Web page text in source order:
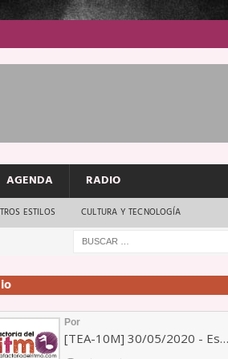
AGENDA RADIO
ESTILOS CULTURA Y TECNOLOGÍA